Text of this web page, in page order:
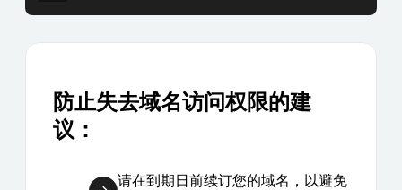
防止失去域名访问权限的建
议：
请在到期日前续订您的域名，以避免